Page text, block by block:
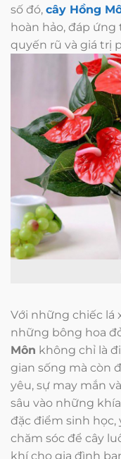
số đó, cây Hồng
hoàn hảo, đáp ứng
quyến rũ và giá trị
Với những chiếc lá
những bông hoa
Môn không chỉ là
gian sống mà còn
yêu, sự may mắn
sâu vào những
đặc điểm sinh
chăm sóc để cây
khí cho gia đình